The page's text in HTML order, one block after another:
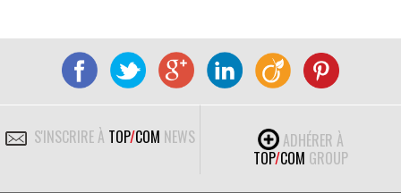
S'INSCRIRE À TOP/COM NEWS
ADHÉRER À
TOP/COM GROUP